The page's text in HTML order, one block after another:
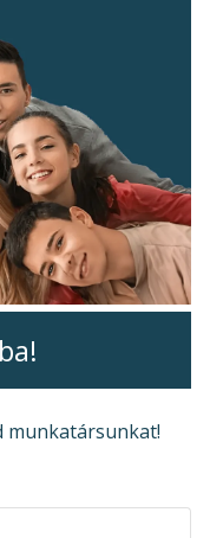
munkatársunkat!